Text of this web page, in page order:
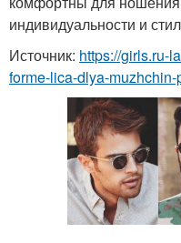
индивидуальности и
Источник: https://girls.ru-
forme-lica-dlya-